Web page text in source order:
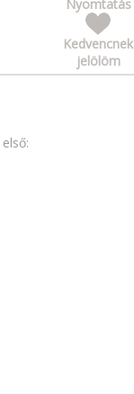
Nyomtatás
Kedvencnek
jelölöm